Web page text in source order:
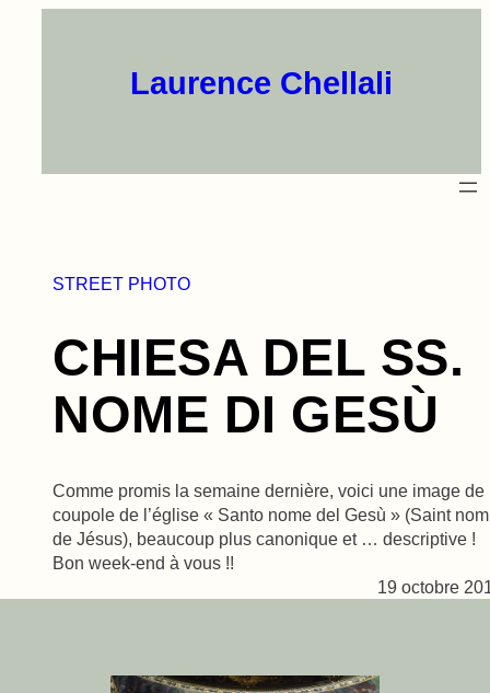
Laurence Chellali
STREET PHOTO
CHIESA DEL SS.
NOME DI GESÙ
Comme promis la semaine dernière, voici une image de
coupole de l’église « Santo nome del Gesù » (Saint nom
de Jésus), beaucoup plus canonique et … descriptive
Bon week-end à vous !!
19 octobre